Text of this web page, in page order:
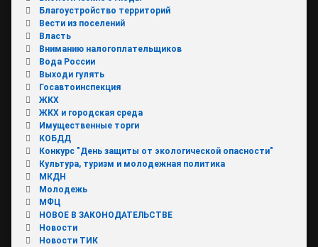
Благоустройство территорий
Вести из поселений
Власть
Вниманию налогоплательщиков
Вода России
Выходи гулять
Госавтоинспекция
ЖКХ
ЖКХ и городская среда
Имущественные торги
КОБДД
Конкурс "День защиты от экологической опасности"
Культура, туризм и молодежная политика
МКДН
Молодежь
МФЦ
НОВОЕ В ЗАКОНОДАТЕЛЬСТВЕ
Новости
Новости ТИК